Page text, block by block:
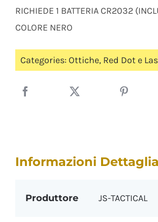
RICHIEDE 1 BATTERIA CR2032
COLORE NERO
Categories: Ottiche, Red Dot e
Informazioni
Produttore JS-TACTICAL